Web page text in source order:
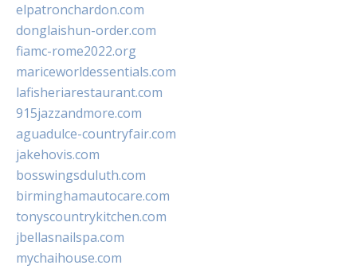
elpatronchardon.com
donglaishun-order.com
fiamc-rome2022.org
mariceworldessentials.com
lafisheriarestaurant.com
915jazzandmore.com
aguadulce-countryfair.com
jakehovis.com
bosswingsduluth.com
birminghamautocare.com
tonyscountrykitchen.com
jbellasnailspa.com
mychaihouse.com